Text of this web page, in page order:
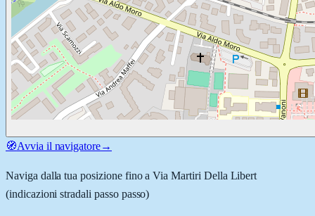
🧭Avvia il navigatore→
Naviga dalla tua posizione fino aVia Martiri Della Libert
(indicazioni stradali passo passo)